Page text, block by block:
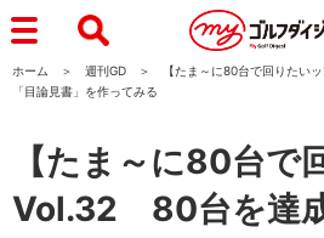
ホーム 週刊GD
【たま～に80台で回りた
「目論見書」を作ってみる
【たま～に80台で
Vol.32 80台を達